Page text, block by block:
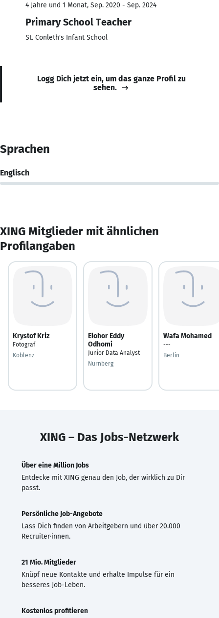
4 Jahre und 1 Monat, Sep. 2020 - Sep. 2024
Primary School Teacher
St. Conleth's Infant School
Logg Dich jetzt ein, um das ganze Profil zu
sehen.
Sprachen
Englisch
XING Mitglieder mit ähnlichen
Profilangaben
Krystof Kriz
Fotograf
Koblenz
Elohor Eddy
Odhomi
Junior Data Analyst
Nürnberg
Wafa Mohamed
---
Berlin
XING – Das Jobs-Netzwerk
Über eine Million Jobs
Entdecke mit XING genau den Job, der wirklich zu Dir
passt.
Persönliche Job-Angebote
Lass Dich finden von Arbeitgebern und über 20.000
Recruiter·innen.
21 Mio. Mitglieder
Knüpf neue Kontakte und erhalte Impulse für ein
besseres Job-Leben.
Kostenlos profitieren